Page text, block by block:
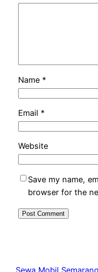
Name *
Email *
Website
Save my name,
browser for the